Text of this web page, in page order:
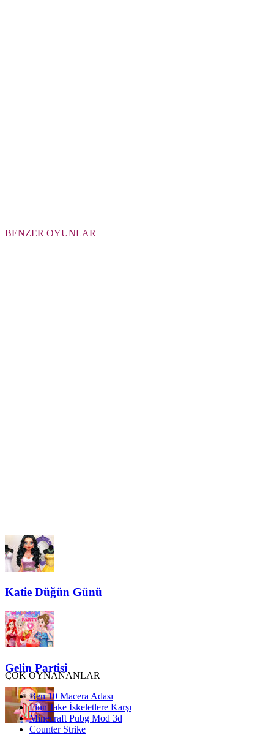
BENZER OYUNLAR
Katie Düğün Günü
Gelin Partisi
ÇOK OYNANANLAR
Ben 10 Macera Adası
Finn Jake İskeletlere Karşı
Minecraft Pubg Mod 3d
Counter Strike